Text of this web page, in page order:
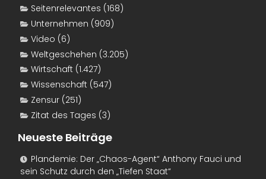
Seitenrelevantes (168)
Unternehmen (909)
Video (6)
Weltgeschehen (3.205)
Wirtschaft (1.427)
Wissenschaft (547)
Zensur (251)
Zitat des Tages (3)
Neueste Beiträge
Plandemie: Der „Chaos-Agent“ Anthony Fauci und
sein Schutz durch den „Tiefen Staat“